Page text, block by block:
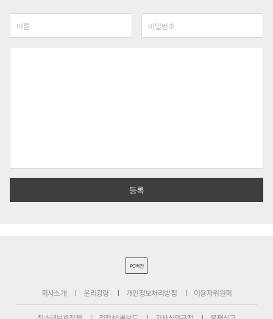
PC버전
회사소개 윤리강령 개인정보처리방침 이용자위원회